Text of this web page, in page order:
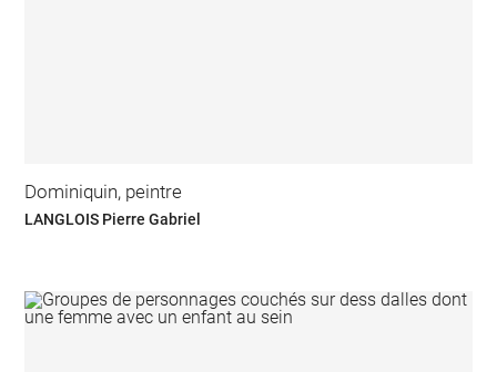
Dominiquin, peintre
LANGLOIS Pierre Gabriel